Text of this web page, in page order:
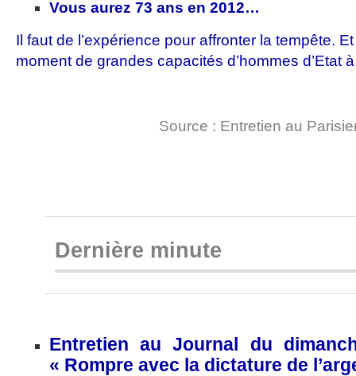
Vous aurez 73 ans en 2012…
Il faut de l’expérience pour affronter la tempête.
moment de grandes capacités d’hommes d’Etat à
Source : Entretien au
Dernière minute
Entretien au Journal du
« Rompre avec la dictature de